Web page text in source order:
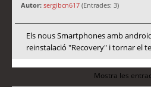
Autor: sergibcn617 (Entrades: 3)
Els nous Smartphones amb
reinstalació "Recovery" i tornar el
Mostra les